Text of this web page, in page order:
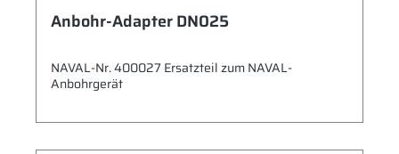
Anbohr-Adapter DN025
NAVAL-Nr. 400027 Ersatzteil zum NAVAL-
Anbohrgerät